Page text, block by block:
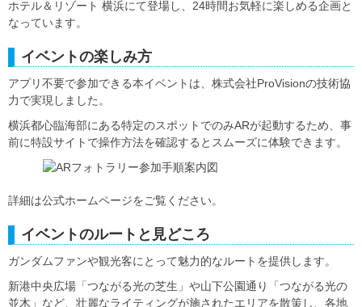
ホテル＆リゾート 横浜にて登場し、24時間お気軽に楽しめる企画と
なっています。
イベントの楽しみ方
アプリ不要で参加できる本イベントは、株式会社ProVisionの技術協
力で実現しました。
横浜都心臨海部にある特定のスポットでのみARが起動するため、事
前に特設サイトで操作方法を確認するとスムーズに体験できます。
詳細は公式ホームページをご覧ください。
イベントのルートと見どころ
ガンダムファンや観光客にとって魅力的なルートを提供します。
新港中央広場「つながる光の芝生」や山下公園通り「つながる光の
並木」など、壮麗なライティングが施されたエリアを散策し、各地